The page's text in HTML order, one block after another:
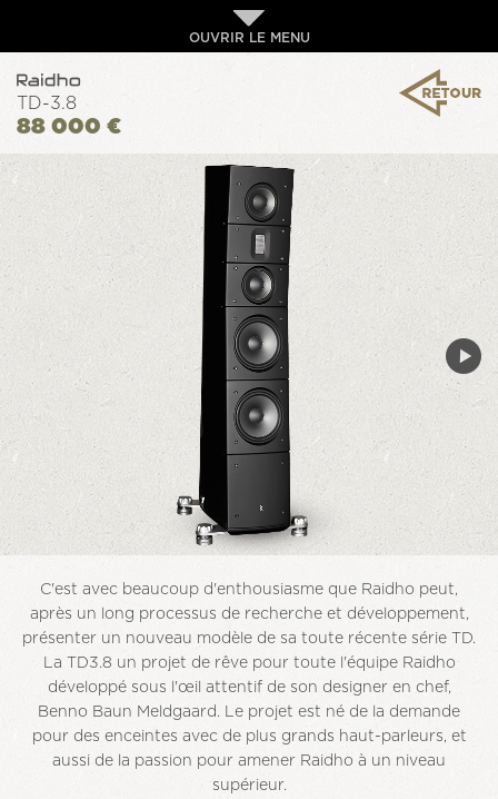
OUVRIR LE MENU
TD-3.8
88 000 €
C'est avec beaucoup d'enthousiasme que Raidho peut,
après un long processus de recherche et développement,
présenter un nouveau modèle de sa toute récente série TD.
La TD3.8 un projet de rêve pour toute l'équipe Raidho
développé sous l'œil attentif de son designer en chef,
Benno Baun Meldgaard. Le projet est né de la demande
pour des enceintes avec de plus grands haut-parleurs, et
aussi de la passion pour amener Raidho à un niveau
supérieur.